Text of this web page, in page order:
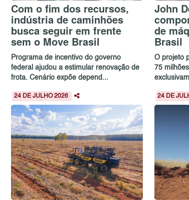
Com o fim dos recursos,
indústria de caminhões
busca seguir em frente
sem o Move Brasil
Programa de incentivo do governo
federal ajudou a estimular renovação de
frota. Cenário expõe depend...
John
de
Brasil
O projeto
75
24 DE JULHO 2026 24 DE